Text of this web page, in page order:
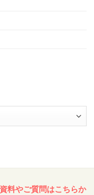
料やご質問はこちらか